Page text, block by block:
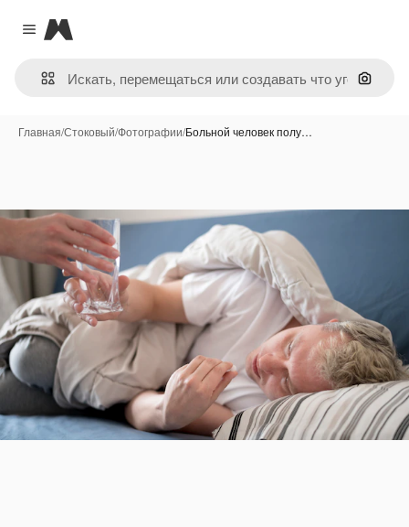
Close menu
Magnific
Поиск
Главная/Стоковый/Фотографии/Больной человек полу…